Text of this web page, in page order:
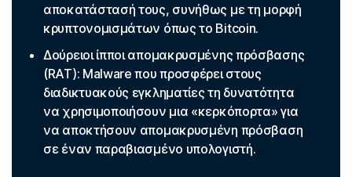
αποκατάστασή τους, συνήθως με τη μορφή
κρυπτονομισμάτων όπως το Bitcoin.
Δούρειοι ίπποι απομακρυσμένης πρόσβασης
(RAT): Malware που προσφέρει στους
διαδικτυακούς εγκληματίες τη δυνατότητα
να χρησιμοποιήσουν μια «κερκόπορτα» για
να αποκτήσουν απομακρυσμένη πρόσβαση
σε έναν παραβιασμένο υπολογιστή.